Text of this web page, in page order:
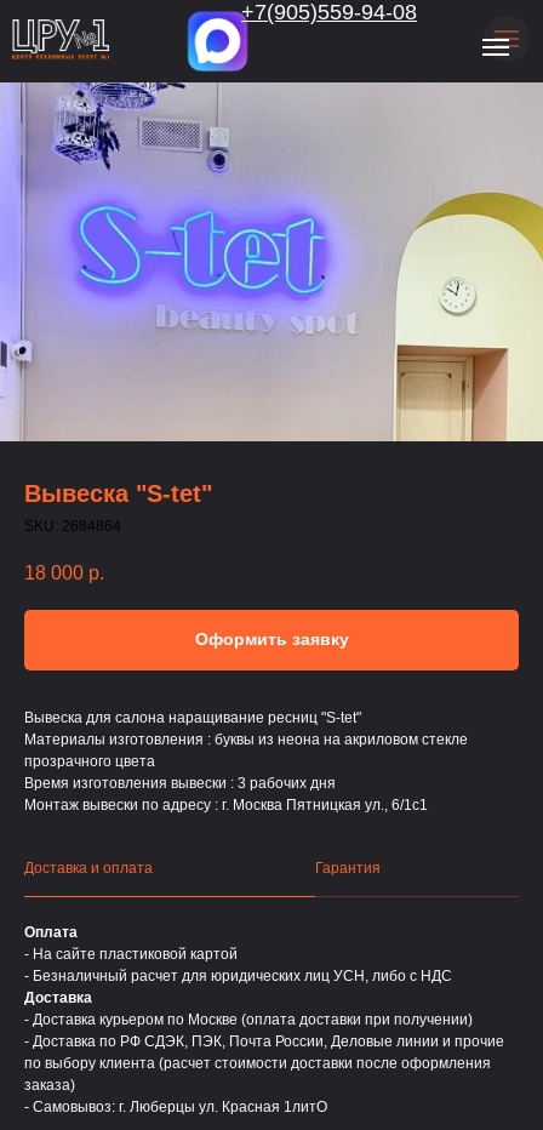
+7(905)559-94-08
Вывеска "S-tet"
SKU: 2684864
18 000 р.
Оформить заявку
Вывеска для салона наращивание ресниц "S-tet"
Материалы изготовления : буквы из неона на акриловом стекле
прозрачного цвета
Время изготовления вывески : 3 рабочих дня
Монтаж вывески по адресу : г. Москва Пятницкая ул., 6/1с1
Доставка и оплата Гарантия
Оплата
- На сайте пластиковой картой
- Безналичный расчет для юридических лиц УСН, либо с НДС
Доставка
- Доставка курьером по Москве (оплата доставки при получении)
- Доставка по РФ СДЭК, ПЭК, Почта России, Деловые линии и прочие
по выбору клиента (расчет стоимости доставки после оформления
заказа)
- Самовывоз: г. Люберцы ул. Красная 1литО